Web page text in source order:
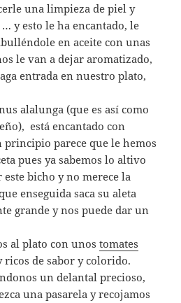
una limpieza de piel y
y esto le ha encantado, le
en aceite con unas
le van a dejar aromatizado,
entrada en nuestro plato,
alalunga (que es así como
está encantado con
principio parece que le hemos
pues ya sabemos lo altivo
bicho y no merece la
enseguida saca su aleta
grande y nos puede dar un
al plato con unostomates
ricos de sabor y colorido.
un delantal precioso,
una pasarela y recojamos